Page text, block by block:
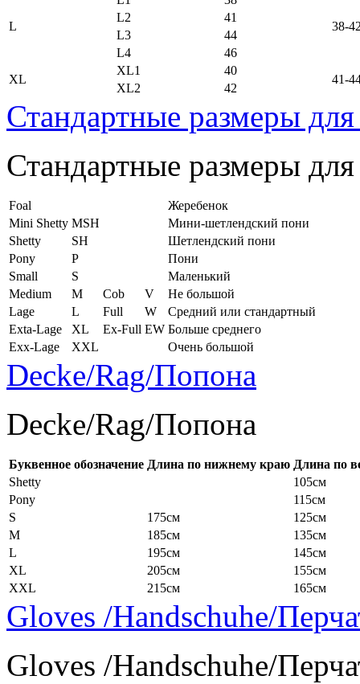
L
38-
L2
41
L3
44
L4
46
XL
XL1 40
41-
XL2 42
Стандартные размеры
Стандартные размеры
Foal
Жеребенок
Mini Shetty MSH
Мини-шетлендский пони
Shetty
SH
Шетлендский пони
Pony
P
Пони
Small
S
Маленький
Medium
M Cob V
Не большой
Lage
L Full W
Средний или стандартный
Exta-Lage
XL Ex-Full EW Больше среднего
Exx-Lage
XXL Очень большой
Decke/Rag/Попона
Decke/Rag/Попона
Буквенное обозначение Длина по нижнему краю Длина по
Shetty
105см
Pony
115см
S
175см
125см
M
185см
135см
L
195см
145см
XL
205см
155см
XXL
215см 165см
Gloves /Handschuhe/
Gloves /Handschuhe/